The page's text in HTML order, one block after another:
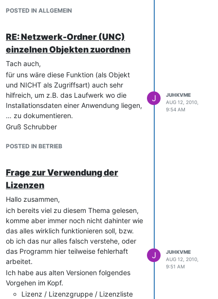
eines Dienstes zum Server dann nicht nur
auswählen.
Alternativ könnte man natürlich auch ein
dem heraus man aus den zugrunde
liegenden Dienst verlinkt.
Wie auch immer man das realisiert, die
Möglichkeit diese Inforamtionen ablegen
zu können wäre sehr, sehr hilfreich und
wichtig.
Gruß Schrubber
erstellen, da sie nicht als nutzbares "Datei-
haben, indem man Links auf Dateien oder
Verzeichnisse (als "externer" Link) ablegen
kann, was man dann zu bestehenden
Objekten zuweisen kann, wie es bei den
"Datei-Objekten" heute schon geht.
gruß Schrubber
POSTED IN ALLGEMEIN
RE: Netzwerk-Ordner (UNC)
einzelnen Objekten zuordnen
Tach auch,
für uns wäre diese Funktion (als Objekt
und NICHT als Zugriffsart) auch sehr
hilfreich, um z.B. das Laufwerk wo die
Installationsdaten einer Anwendung liegen,
… zu dokumentieren.
Gruß Schrubber
POSTED IN BETRIEB
J
JUHKVME
AUG 12, 2010,
9:54 AM
Frage zur Verwendung der
Lizenzen
Hallo zusammen,
ich bereits viel zu diesem Thema gelesen,
komme aber immer noch nicht dahinter wie
das alles wirklich funktionieren soll, bzw.
ob ich das nur alles falsch verstehe, oder
das Programm hier teilweise fehlerhaft
arbeitet.
Ich habe aus alten Versionen folgendes
Vorgehen im Kopf.
Lizenz / Lizenzgruppe / Lizenzliste
J
JUHKVME
AUG 12, 2010,
9:51 AM